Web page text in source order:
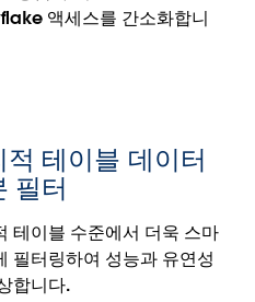
토큰을 활용합니다. 원
를 통해 사용자 인증을 간
액세스를 간소화합니
ID 공급자
용하여 Tableau를
니다. 이 기능으로 IT 오버
비밀번호를 저장할 필요
적 테이블 데이터
필터
테이블 수준에서 더욱 스마
필터링하여 성능과 유연성
합니다.